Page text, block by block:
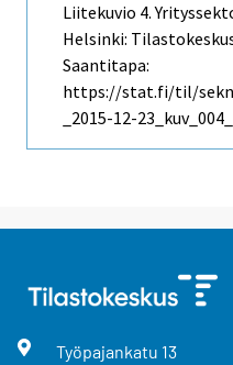
Liitekuvio 4.
Helsinki:
Saantitapa:
https://stat.fi/til/sekn/
_2015-12-
Työpajankatu 13